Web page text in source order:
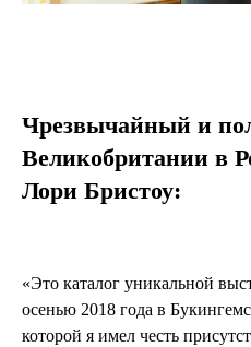
Чрезвычайный и
Великобритании в
Лори Бристоу:
«Это каталог уникальной
осенью 2018 года в
которой я имел честь